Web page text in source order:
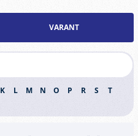
VARANT
K L M N O P R S
T